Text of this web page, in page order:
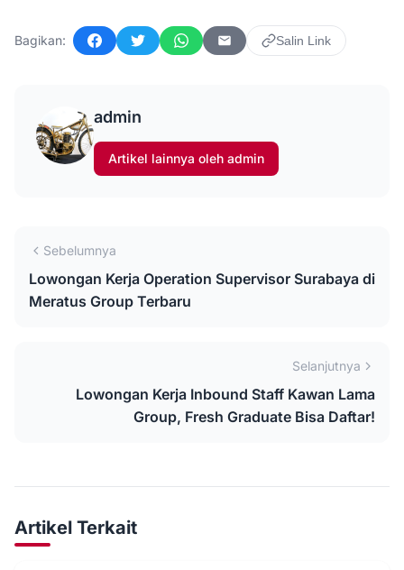
Bagikan:
FacebookTwitter WhatsAppEmail
Salin Link
admin
Artikel lainnya oleh admin
Sebelumnya
Lowongan Kerja Operation Supervisor Surabaya di
Meratus Group Terbaru
Selanjutnya
Lowongan Kerja Inbound Staff Kawan Lama
Group, Fresh Graduate Bisa Daftar!
Artikel Terkait